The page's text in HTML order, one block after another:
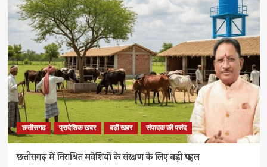
छत्तीसगढ़ प्रादेशिक खबर बड़ी खबर संपादक की पसंद
छत्तीसगढ़ में निराश्रित मवेशियों के संरक्षण के लिए बड़ी पहल